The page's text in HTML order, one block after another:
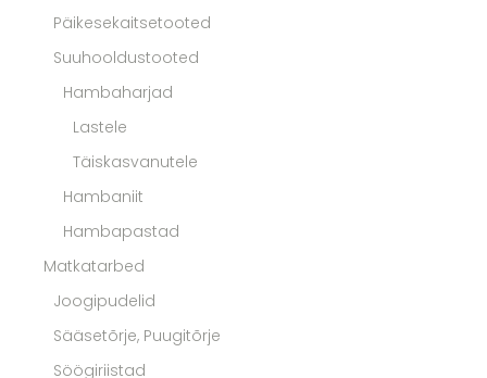
Päikesekaitsetooted
Suuhooldustooted
Hambaharjad
Lastele
Täiskasvanutele
Hambaniit
Hambapastad
Matkatarbed
Joogipudelid
Sääsetõrje, Puugitõrje
Söögiriistad